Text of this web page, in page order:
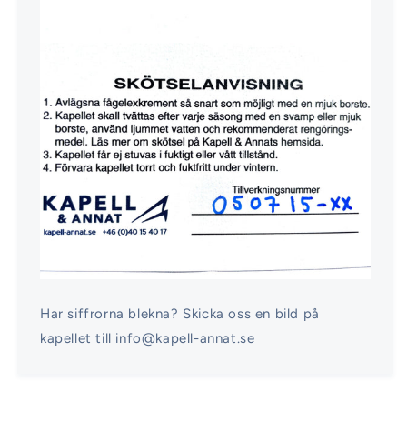
Har siffrorna blekna? Skicka oss en bild på
kapellet till info@kapell-annat.se